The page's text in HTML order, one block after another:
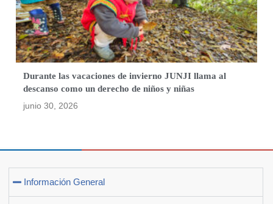
Durante las vacaciones de invierno JUNJI llama al
descanso como un derecho de niños y niñas
junio 30, 2026
Información General